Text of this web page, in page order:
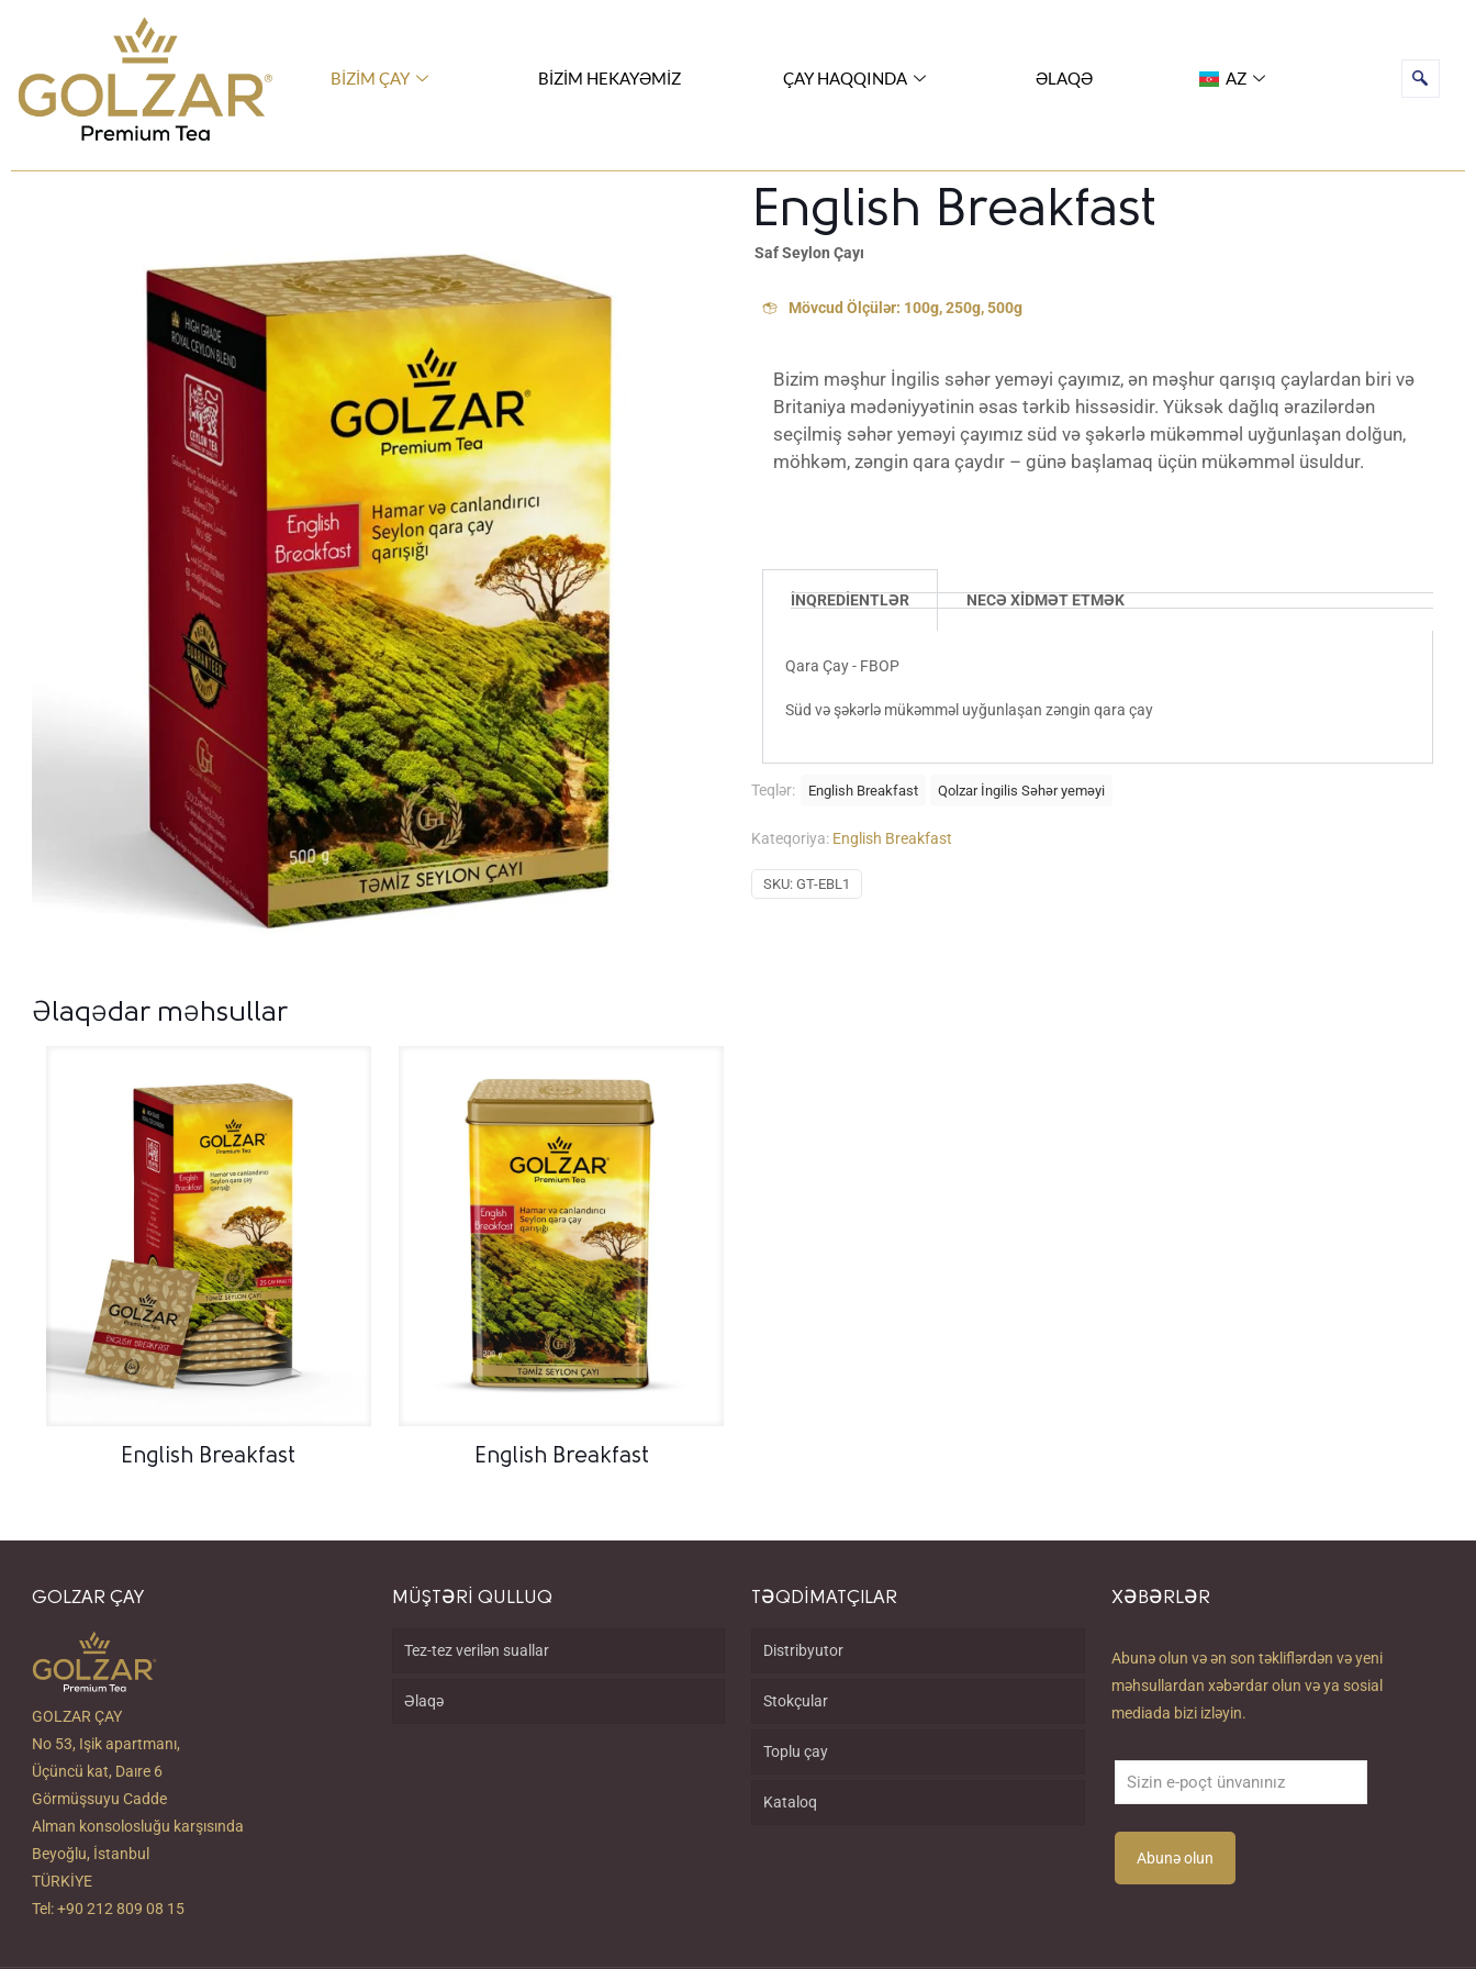
BİZİM ÇAY BİZİM HEKAYƏMİZ ÇAY HAQQINDA ƏLAQƏ AZ
English Breakfast
Saf Seylon Çayı
Mövcud Ölçülər: 100g, 250g, 500g
Bizim məşhur İngilis səhər yeməyi çayımız, ən məşhur qarışıq çaylardan biri və
Britaniya mədəniyyətinin əsas tərkib hissəsidir. Yüksək dağlıq ərazilərdən
seçilmiş səhər yeməyi çayımız süd və şəkərlə mükəmməl uyğunlaşan dolğun,
möhkəm, zəngin qara çaydır – günə başlamaq üçün mükəmməl üsuldur.
İNQREDİENTLƏR NECƏ XİDMƏT ETMƏK
Qara Çay - FBOP
Süd və şəkərlə mükəmməl uyğunlaşan zəngin qara çay
Teqlər: English Breakfast Qolzar İngilis Səhər yeməyi
Kateqoriya: English Breakfast
SKU: GT-EBL1
Əlaqədar məhsullar
English Breakfast English Breakfast
GOLZAR ÇAY
GOLZAR ÇAY
No 53, Işik apartmanı,
Üçüncü kat, Daıre 6
Görmüşsuyu Cadde
Alman konsolosluğu karşısında
Beyoğlu, İstanbul
TÜRKİYE
Tel: +90 212 809 08 15
MÜŞTƏRİ QULLUQ
Tez-tez verilən suallar
Əlaqə
TƏQDİMATÇILAR
Distribyutor
Stokçular
Toplu çay
Kataloq
XƏBƏRLƏR
Abunə olun və ən son təkliflərdən və yeni
məhsullardan xəbərdar olun və ya sosial
mediada bizi izləyin.